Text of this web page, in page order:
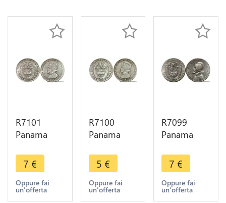
R7101
Panama
1/10 Balboa
1953 Silver
AU -> Make
offer
7 €
Oppure fai
un'offerta
R7100
Panama
1/10 Balboa
1953 Silver
-> Make
offer
5 €
Oppure fai
un'offerta
R7099
Panama
1/10 Balboa
1970 AU ->
Make offer
7 €
Oppure fai
un'offerta